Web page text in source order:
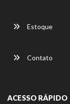
Estoque
Contato
ACESSO RÁPIDO